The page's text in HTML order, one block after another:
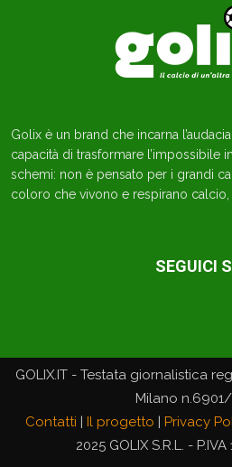
Golix è un brand che incarna
capacità di trasformare l’impossibile
schemi: non è pensato per i grandi
coloro che vivono e respirano calcio,
SEGUICI
GOLIX.IT - Testata giornalistica
Milano
Contatti | Il progetto | Privacy
2025 GOLIX S.R.L. -